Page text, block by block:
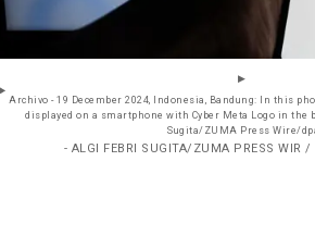
Archivo - 19 December 2024, Indonesia, Bandung: In this
displayed on a smartphone with Cyber Meta Logo in the
Sugita/ZUMA Press Wire/
- ALGI FEBRI SUGITA/ZUMA PRESS WIR /